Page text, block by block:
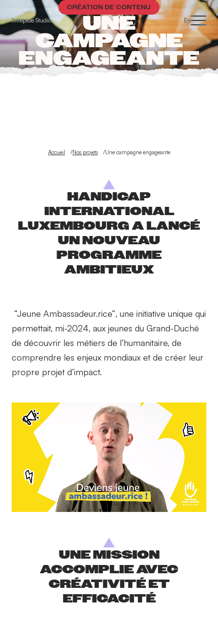
Intrépide Studio En
CRÉATION DE CONTENU
UNE
CAMPAGNE
ENGAGEANTE
Accueil Nos projets Une campagne engageante
HANDICAP
INTERNATIONAL
LUXEMBOURG A LANCÉ
UN NOUVEAU
PROGRAMME
AMBITIEUX
“Jeune Ambassadeur.rice”, une initiative unique qui
permettait, mi-2024, aux jeunes du Grand-Duché
de découvrir les métiers de l’humanitaire, de
comprendre les enjeux mondiaux et de créer leur
propre projet d’impact.
UNE MISSION
ACCOMPLIE AVEC
CRÉATIVITÉ ET
EFFICACITÉ
Panneau de gestion des cookies